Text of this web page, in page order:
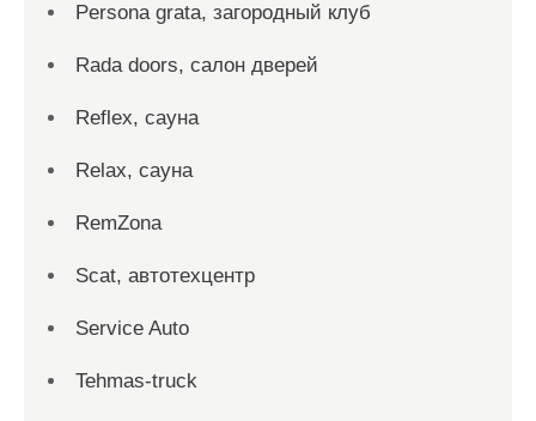
Persona grata, загородный клуб
Rada doors, салон дверей
Reflex, сауна
Relax, сауна
RemZona
Scat, автотехцентр
Service Auto
Tehmas-truck